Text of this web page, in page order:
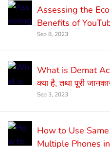
Assessing the
Benefits of
Sep 8, 2023
What is Demat
क्या है, तथा पूरी
Sep 3, 2023
How to Use
Multiple Phones in